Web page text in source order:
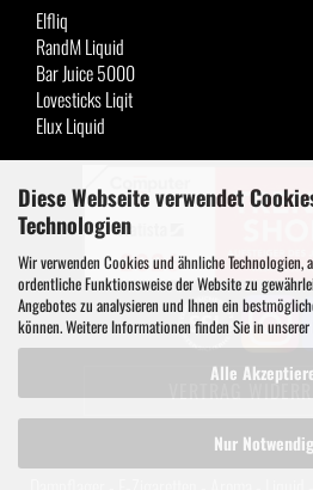
Diese Webseite verwendet
Technologien
Wir verwenden Cookies und ähnliche
ordentliche Funktionsweise der Website zu
Angebotes zu analysieren und Ihnen ein
können. Weitere Informationen finden Sie in unserer
Alle
Nur
Elfliq
RandM Liquid
Bar Juice 5000
Lovesticks Liqit
Elux Liquid
VERTRAG